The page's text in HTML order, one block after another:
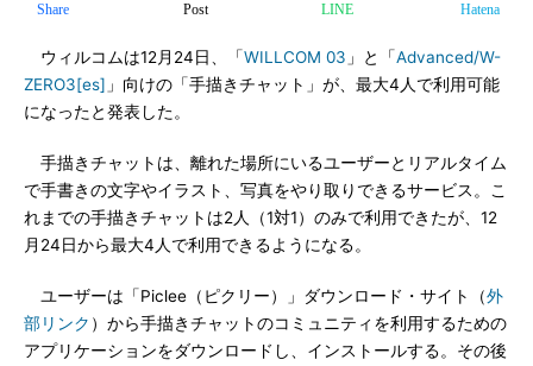
Share Post LINE Hatena
ウィルコムは12月24日、「WILLCOM 03 」と「Advanced/W-
ZERO3[es] 」向けの「手描きチャット」が、最大4人で利用可能
になったと発表した。
手描きチャットは、離れた場所にいるユーザーとリアルタイム
で手書きの文字やイラスト、写真をやり取りできるサービス。こ
れまでの手描きチャットは2人（1対1）のみで利用できたが、12
月24日から最大4人で利用できるようになる。
ユーザーは「Piclee（ピクリー）」ダウンロード・サイト（外
部リンク ）から手描きチャットのコミュニティを利用するための
アプリケーションをダウンロードし、インストールする。その後